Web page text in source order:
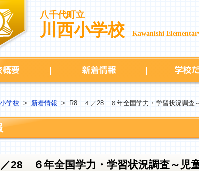
八千代町立
川西小学校 Kawanishi
学校概要 新着情報
学校 > 新着情報 > R8 ４／28 ６年全国学力・学習状況調査
28 ６年全国学力・学習状況調査～児